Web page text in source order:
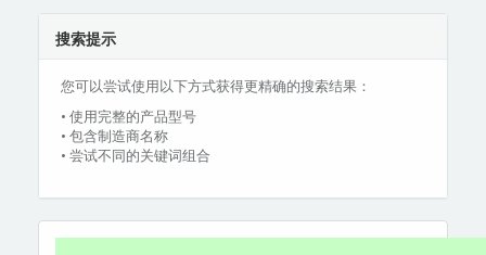
搜索提示
您可以尝试使用以下方式获得更精确的搜索结果：
• 使用完整的产品型号
• 包含制造商名称
• 尝试不同的关键词组合